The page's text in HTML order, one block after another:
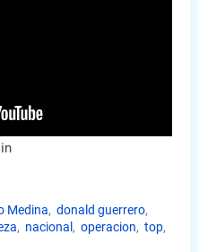
Medina
donald guerrero
nacional operacion
top